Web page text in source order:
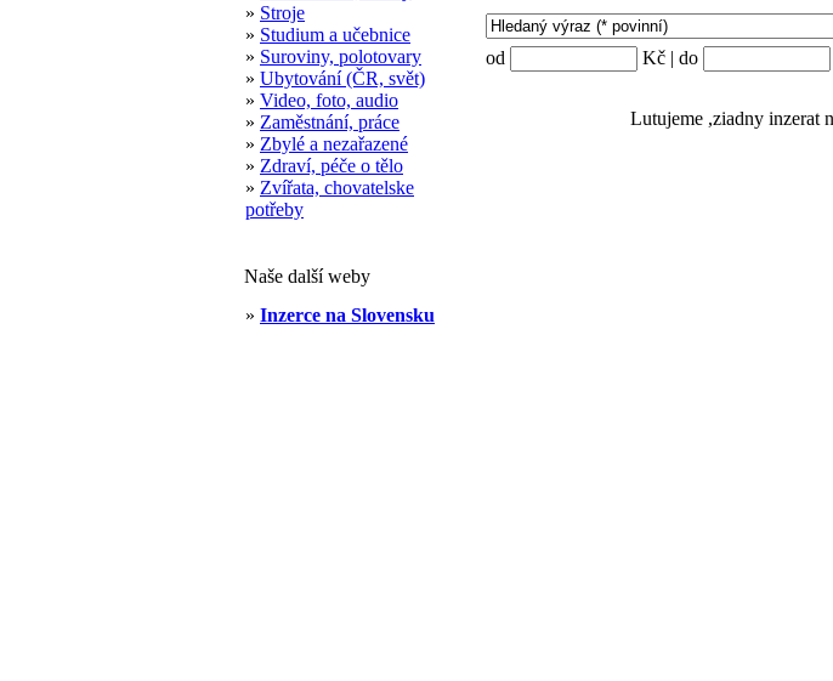
» Stroje
» Studium a učebnice
» Suroviny, polotovary
» Ubytování (ČR, svět)
» Video, foto, audio
» Zaměstnání, práce
» Zbylé a nezařazené
» Zdraví, péče o tělo
» Zvířata, chovatelske
potřeby
Naše další weby
» Inzerce na Slovensku
od Kč | do
Lutujeme ,ziadny inzerat